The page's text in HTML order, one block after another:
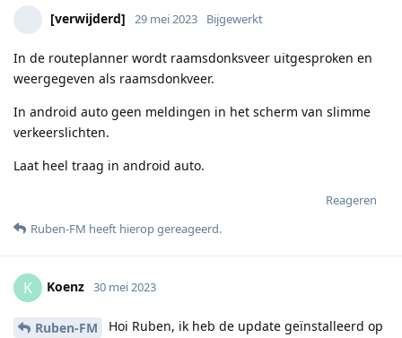
[verwijderd] 29 mei 2023 Bijgewerkt
In de routeplanner wordt raamsdonksveer uitgesproken en
weergegeven als raamsdonkveer.
In android auto geen meldingen in het scherm van slimme
verkeerslichten.
Laat heel traag in android auto.
Reageren
Ruben-FM heeft hierop gereageerd.
K Koenz 30 mei 2023
Ruben-FM
Hoi Ruben, ik heb de update geïnstalleerd op